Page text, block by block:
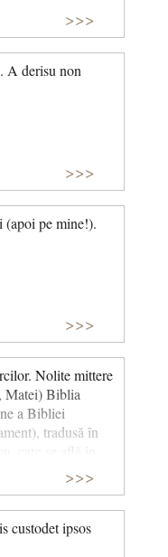
>>>
A derisu non
>>>
(apoi pe mine!).
>>>
Nolite mittere
Matei) Biblia
a Bibliei
tradusă în
care se află în
ce nu ştiu să le
>>>
custodet ipsos